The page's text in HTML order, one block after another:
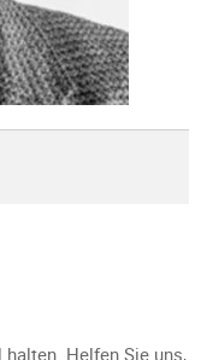
Helfen Sie uns,